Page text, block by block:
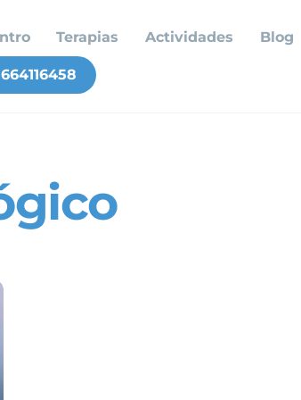
Terapias Actividades Blog
664116458